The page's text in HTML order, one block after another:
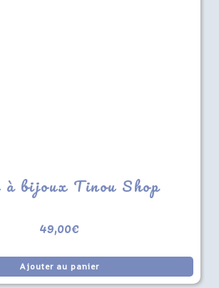
bijoux Tinou Shop
49,00€
Ajouter au panier